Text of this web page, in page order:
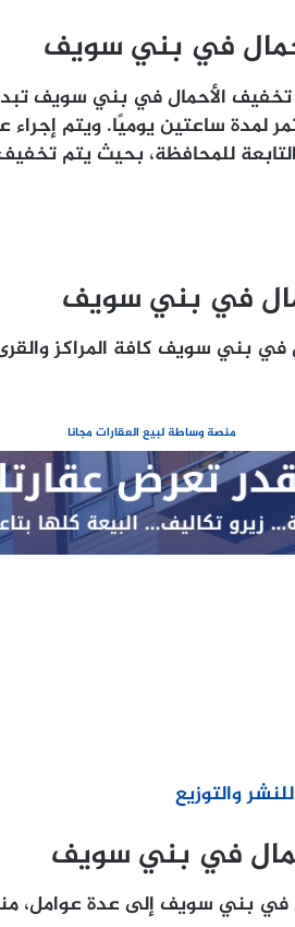
في بني سويف
مساءً، وتستمر لمدة ساعتين يوميًا. ويتم
التابعة للمحافظة، بحيث يتم
في بني سويف
بني سويف كافة المراكز والقرى
منصة وساطة لبيع العقارات مجانا
والتوزيع
في بني سويف
في بني سويف إلى عدة عوامل،